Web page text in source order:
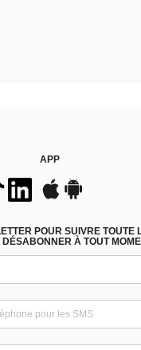
APP
POUR SUIVRE TOUTE
À TOUT